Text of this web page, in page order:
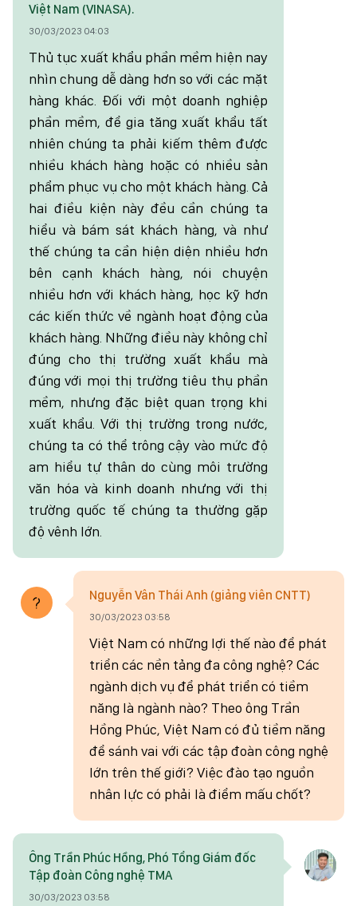
Việt Nam (VINASA).
30/03/2023 04:03
Thủ tục xuất khẩu phần mềm hiện nay
nhìn chung dễ dàng hơn so với các mặt
hàng khác. Đối với một doanh nghiệp
phần mềm, để gia tăng xuất khẩu tất
nhiên chúng ta phải kiếm thêm được
nhiều khách hàng hoặc có nhiều sản
phẩm phục vụ cho một khách hàng. Cả
hai điều kiện này đều cần chúng ta
hiểu và bám sát khách hàng, và như
thế chúng ta cần hiện diện nhiều hơn
bên cạnh khách hàng, nói chuyện
nhiều hơn với khách hàng, học kỹ hơn
các kiến thức về ngành hoạt động của
khách hàng. Những điều này không chỉ
đúng cho thị trường xuất khẩu mà
đúng với mọi thị trường tiêu thụ phần
mềm, nhưng đặc biệt quan trọng khi
xuất khẩu. Với thị trường trong nước,
chúng ta có thể trông cậy vào mức độ
am hiểu tự thân do cùng môi trường
văn hóa và kinh doanh nhưng với thị
trường quốc tế chúng ta thường gặp
độ vênh lớn.
Nguyễn Vân Thái Anh (giảng viên CNTT)
30/03/2023 03:58
Việt Nam có những lợi thế nào để phát
triển các nền tảng đa công nghệ? Các
ngành dịch vụ để phát triển có tiềm
năng là ngành nào? Theo ông Trần
Hồng Phúc, Việt Nam có đủ tiềm năng
để sánh vai với các tập đoàn công nghệ
lớn trên thế giới? Việc đào tạo nguồn
nhân lực có phải là điểm mấu chốt?
Ông Trần Phúc Hồng, Phó Tổng Giám đốc
Tập đoàn Công nghệ TMA
30/03/2023 03:58